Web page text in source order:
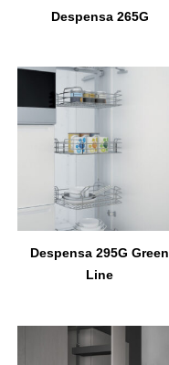
Despensa 265G
Despensa 295G Green
Line